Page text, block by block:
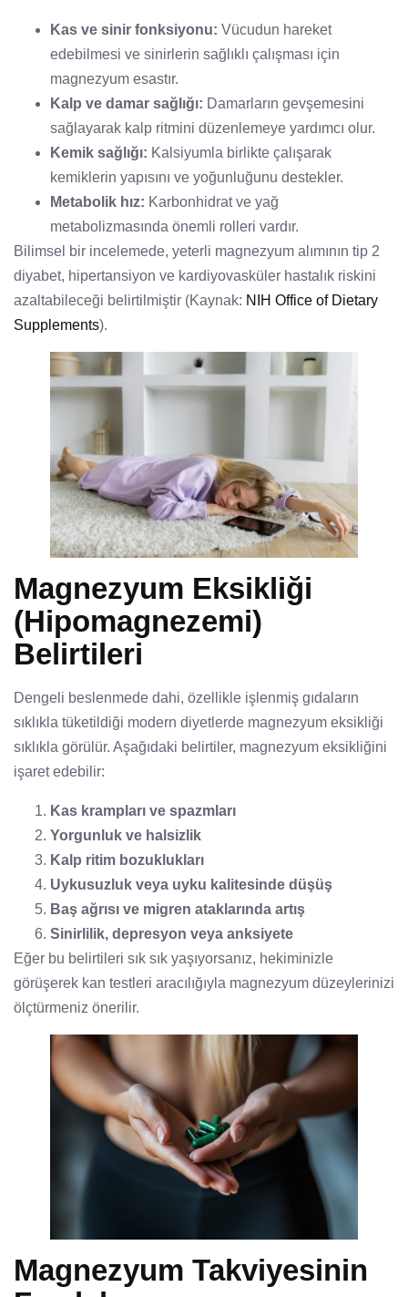
Kas ve sinir fonksiyonu: Vücudun hareket
edebilmesi ve sinirlerin sağlıklı çalışması için
magnezyum esastır.
Kalp ve damar sağlığı: Damarların gevşemesini
sağlayarak kalp ritmini düzenlemeye yardımcı olur.
Kemik sağlığı: Kalsiyumla birlikte çalışarak
kemiklerin yapısını ve yoğunluğunu destekler.
Metabolik hız: Karbonhidrat ve yağ
metabolizmasında önemli rolleri vardır.
Bilimsel bir incelemede, yeterli magnezyum alımının tip 2
diyabet, hipertansiyon ve kardiyovasküler hastalık riskini
azaltabileceği belirtilmiştir (Kaynak: NIH Office of Dietary
Supplements).
Magnezyum Eksikliği
(Hipomagnezemi)
Belirtileri
Dengeli beslenmede dahi, özellikle işlenmiş gıdaların
sıklıkla tüketildiği modern diyetlerde magnezyum eksikliği
sıklıkla görülür. Aşağıdaki belirtiler, magnezyum eksikliğini
işaret edebilir:
Kas krampları ve spazmları
Yorgunluk ve halsizlik
Kalp ritim bozuklukları
Uykusuzluk veya uyku kalitesinde düşüş
Baş ağrısı ve migren ataklarında artış
Sinirlilik, depresyon veya anksiyete
Eğer bu belirtileri sık sık yaşıyorsanız, hekiminizle
görüşerek kan testleri aracılığıyla magnezyum düzeylerinizi
ölçtürmeniz önerilir.
Magnezyum Takviyesinin